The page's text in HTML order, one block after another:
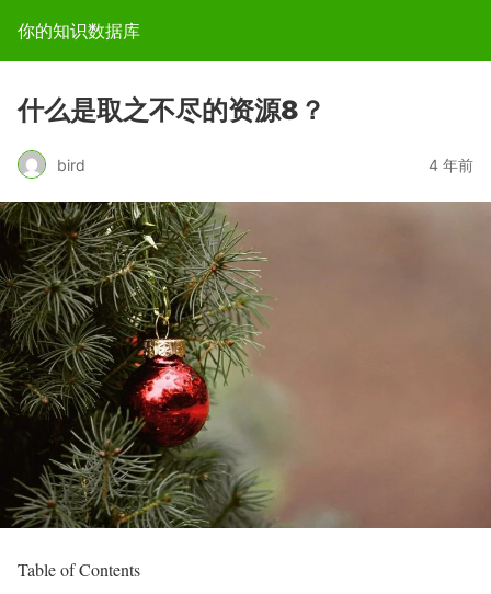
你的知识数据库
什么是取之不尽的资源8？
bird 4 年前
Table of Contents